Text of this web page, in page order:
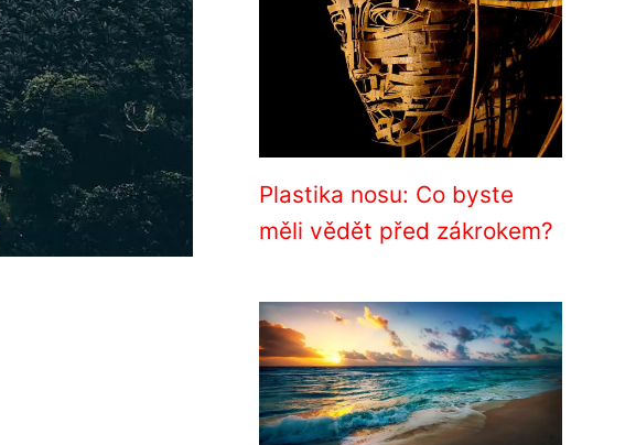
Plastika nosu: Co byste
měli vědět před zákrokem?